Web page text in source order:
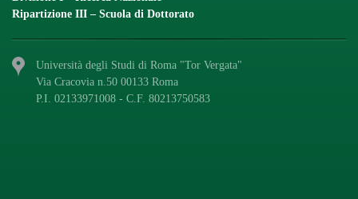
Ripartizione III – Scuola di Dottorato
Università degli Studi di Roma "Tor Vergata"
Via Cracovia n.50 00133 Roma
P.I. 02133971008 - C.F. 80213750583